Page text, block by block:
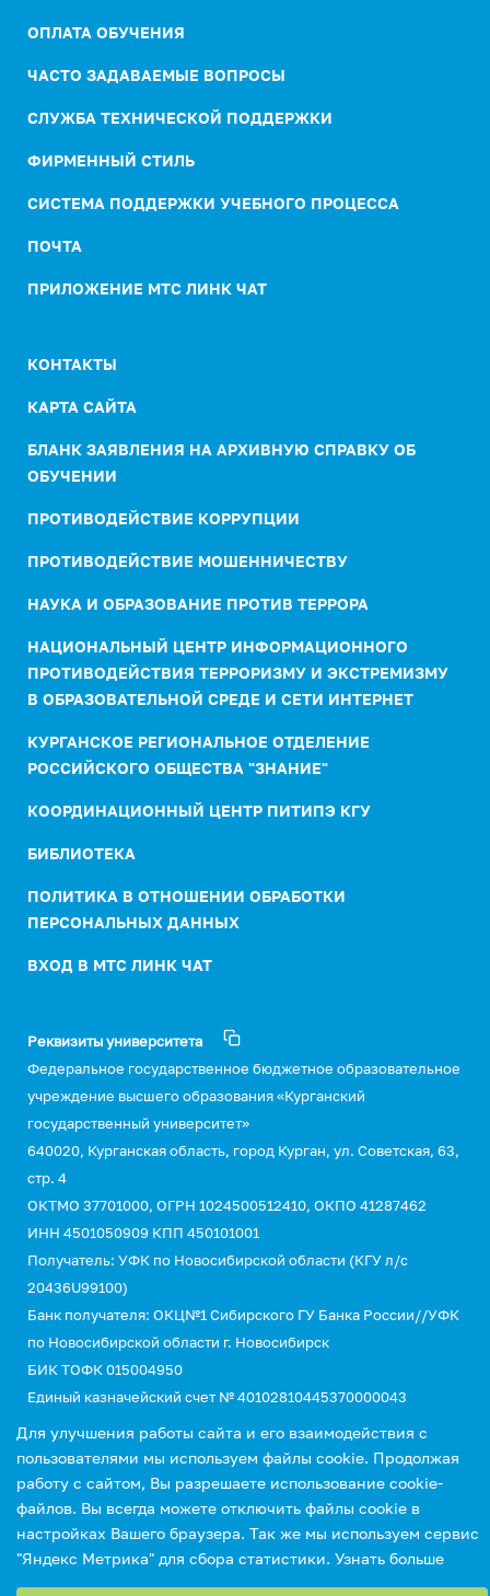
ОПЛАТА ОБУЧЕНИЯ
ЧАСТО ЗАДАВАЕМЫЕ ВОПРОСЫ
СЛУЖБА ТЕХНИЧЕСКОЙ ПОДДЕРЖКИ
ФИРМЕННЫЙ СТИЛЬ
СИСТЕМА ПОДДЕРЖКИ УЧЕБНОГО ПРОЦЕССА
ПОЧТА
ПРИЛОЖЕНИЕ МТС ЛИНК ЧАТ
КОНТАКТЫ
КАРТА САЙТА
БЛАНК ЗАЯВЛЕНИЯ НА АРХИВНУЮ СПРАВКУ ОБ
ОБУЧЕНИИ
ПРОТИВОДЕЙСТВИЕ КОРРУПЦИИ
ПРОТИВОДЕЙСТВИЕ МОШЕННИЧЕСТВУ
НАУКА И ОБРАЗОВАНИЕ ПРОТИВ ТЕРРОРА
НАЦИОНАЛЬНЫЙ ЦЕНТР ИНФОРМАЦИОННОГО
ПРОТИВОДЕЙСТВИЯ ТЕРРОРИЗМУ И ЭКСТРЕМИЗМУ
В ОБРАЗОВАТЕЛЬНОЙ СРЕДЕ И СЕТИ ИНТЕРНЕТ
КУРГАНСКОЕ РЕГИОНАЛЬНОЕ ОТДЕЛЕНИЕ
РОССИЙСКОГО ОБЩЕСТВА "ЗНАНИЕ"
КООРДИНАЦИОННЫЙ ЦЕНТР ПИТИПЭ КГУ
БИБЛИОТЕКА
ПОЛИТИКА В ОТНОШЕНИИ ОБРАБОТКИ
ПЕРСОНАЛЬНЫХ ДАННЫХ
ВХОД В МТС ЛИНК ЧАТ
Реквизиты университета
Федеральное государственное бюджетное образовательное
учреждение высшего образования «Курганский
государственный университет»
640020, Курганская область, город Курган, ул. Советская, 63,
стр. 4
ОКТМО 37701000, ОГРН 1024500512410, ОКПО 41287462
ИНН 4501050909 КПП 450101001
Получатель: УФК по Новосибирской области (КГУ л/с
20436U99100)
Банк получателя: ОКЦ№1 Сибирского ГУ Банка России//УФК
по Новосибирской области г. Новосибирск
БИК ТОФК 015004950
Единый казначейский счет № 40102810445370000043
Казначейский счет №03214643000000015110
КБК 00000000000000000130 (для оплаты услуг)
УИН 0
Для улучшения работы сайта и его взаимодействия с
пользователями мы используем файлы cookie. Продолжая
работу с сайтом, Вы разрешаете использование cookie-
файлов. Вы всегда можете отключить файлы cookie в
настройках Вашего браузера. Так же мы используем сервис
"Яндекс Метрика" для сбора статистики. Узнать больше
Выберите настройки cookie